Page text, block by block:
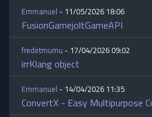
Emmanuel- 11/05/2026 18:06
FusionGamejoltGameAPI
fredetmumu- 17/04/2026 09:02
irrKlang object
Emmanuel- 14/04/2026 11:35
ConvertX - Easy Multipurpose